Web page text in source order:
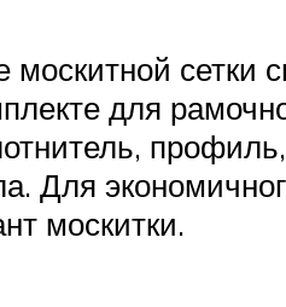
москитной
для
Для
москитки.